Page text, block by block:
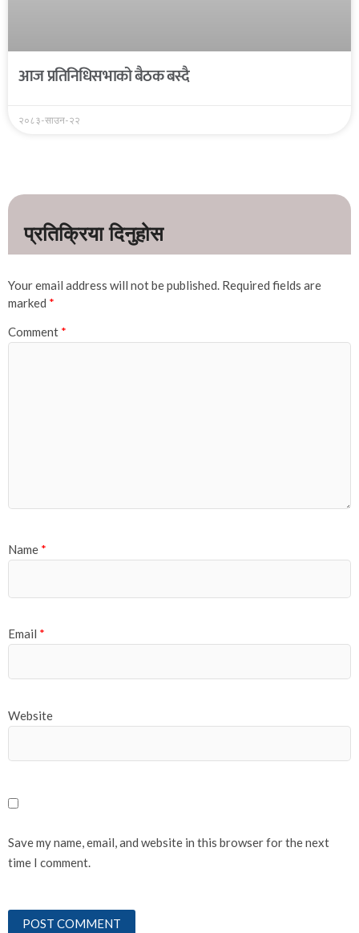
आज प्रतिनिधिसभाको बैठक बस्दै
२०८३-साउन-२२
Your email address will not be published. Required fields are
marked *
Comment *
Name *
Email *
Website
Save my name, email, and website in this browser for the next
time I comment.